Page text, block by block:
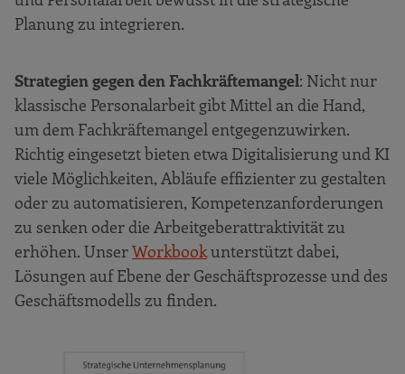
Planung zu integrieren.
Strategien gegen den Fachkräftemangel: Nicht nur
klassische Personalarbeit gibt Mittel an die Hand,
um dem Fachkräftemangel entgegenzuwirken.
Richtig eingesetzt bieten etwa Digitalisierung und KI
viele Möglichkeiten, Abläufe effizienter zu gestalten
oder zu automatisieren, Kompetenzanforderungen
zu senken oder die Arbeitgeberattraktivität zu
erhöhen. UnserWorkbookunterstützt dabei,
Lösungen auf Ebene der Geschäftsprozesse und des
Geschäftsmodells zu finden.